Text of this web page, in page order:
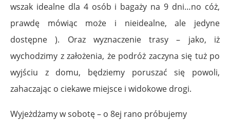
wszak idealne dla 4 osób i bagaży na 9 dni…no cóż,
prawdę mówiąc może i nieidealne, ale jedyne
dostępne ). Oraz wyznaczenie trasy – jako, iż
wychodzimy z założenia, że podróż zaczyna się tuż po
wyjściu z domu, będziemy poruszać się powoli,
zahaczając o ciekawe miejsce i widokowe drogi.
Wyjeżdżamy w sobotę – o 8ej rano próbujemy